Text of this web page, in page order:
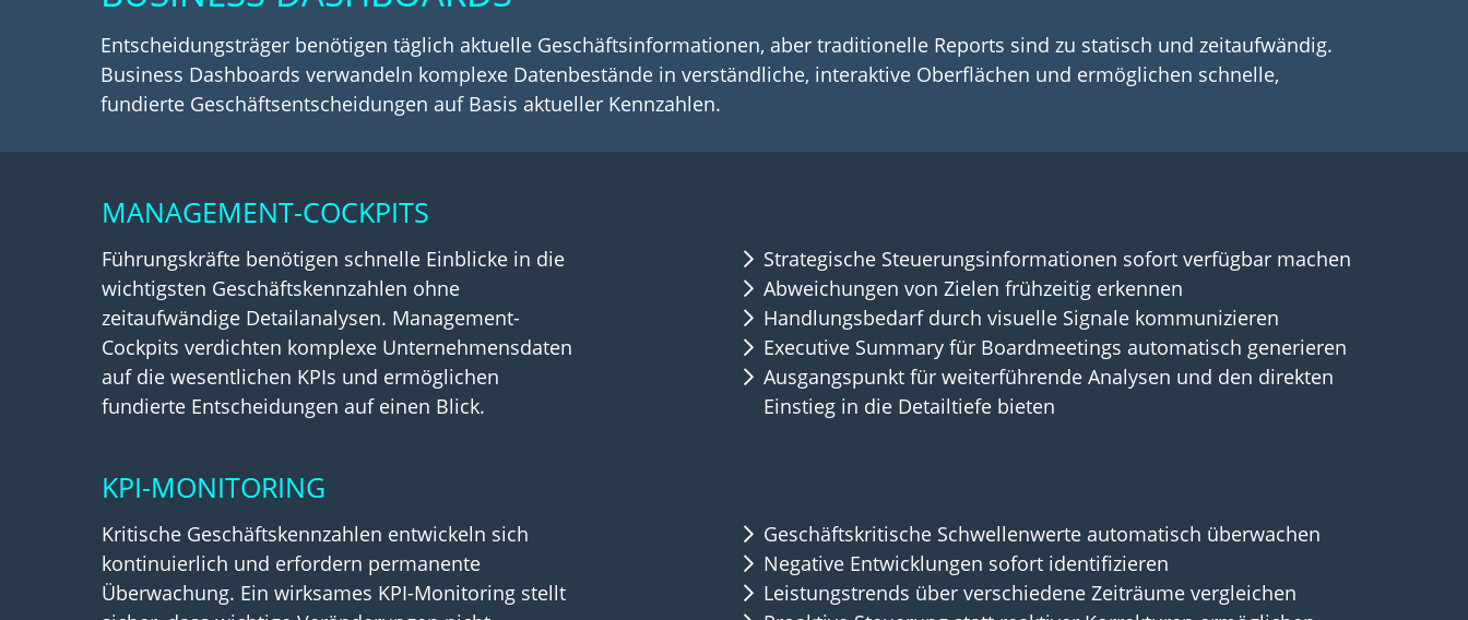
Entscheidungsträger benötigen täglich aktuelle Geschäftsinformationen, aber traditionelle Reports sind zu statisch und zeitaufwändig.
Business Dashboards verwandeln komplexe Datenbestände in verständliche, interaktive Oberflächen und ermöglichen schnelle,
fundierte Geschäftsentscheidungen auf Basis aktueller Kennzahlen.
MANAGEMENT-COCKPITS
Führungskräfte benötigen schnelle Einblicke in die
wichtigsten Geschäftskennzahlen ohne
zeitaufwändige Detailanalysen. Management-
Cockpits verdichten komplexe Unternehmensdaten
auf die wesentlichen KPIs und ermöglichen
fundierte Entscheidungen auf einen Blick.
Strategische Steuerungsinformationen sofort verfügbar machen
Abweichungen von Zielen frühzeitig erkennen
Handlungsbedarf durch visuelle Signale kommunizieren
Executive Summary für Boardmeetings automatisch generieren
Ausgangspunkt für weiterführende Analysen und den direkten
Einstieg in die Detailtiefe bieten
KPI-MONITORING
Kritische Geschäftskennzahlen entwickeln sich
kontinuierlich und erfordern permanente
Überwachung. Ein wirksames KPI-Monitoring stellt
Geschäftskritische Schwellenwerte automatisch überwachen
Negative Entwicklungen sofort identifizieren
Leistungstrends über verschiedene Zeiträume vergleichen